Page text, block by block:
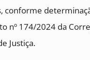
conforme
nº 174/2024 da
Justiça.